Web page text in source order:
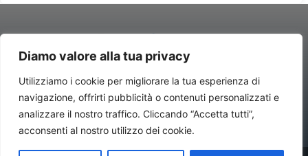
Diamo valore alla tua privacy
Utilizziamo i cookie per migliorare la tua esperienza di
navigazione, offrirti pubblicità o contenuti personalizzati e
analizzare il nostro traffico. Cliccando “Accetta tutti”,
acconsenti al nostro utilizzo dei cookie.
Contatti//Redazione:redazione@newsitalynews.it